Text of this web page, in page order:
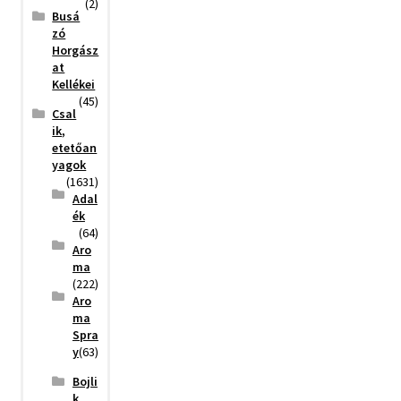
(2)
Busá
zó
Horgász
at
Kellékei
(45)
Csal
ik,
etetőan
yagok
(1631)
Adal
ék
(64)
Aro
ma
(222)
Aro
ma
Spra
y(63)
Bojli